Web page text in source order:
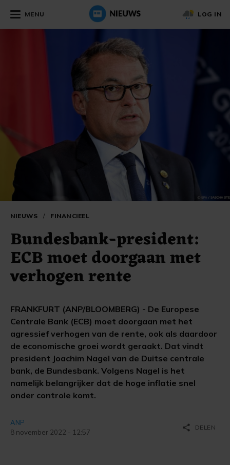
MENU LOG IN
NIEUWS / FINANCIEEL
Bundesbank-president:
ECB moet doorgaan met
verhogen rente
FRANKFURT (ANP/BLOOMBERG) - De Europese
Centrale Bank (ECB) moet doorgaan met het
agressief verhogen van de rente, ook als daardoor
de economische groei wordt geraakt. Dat vindt
president Joachim Nagel van de Duitse centrale
bank, de Bundesbank. Volgens Nagel is het
namelijk belangrijker dat de hoge inflatie snel
onder controle komt.
ANP
8 november 2022 - 12:57
share DELEN